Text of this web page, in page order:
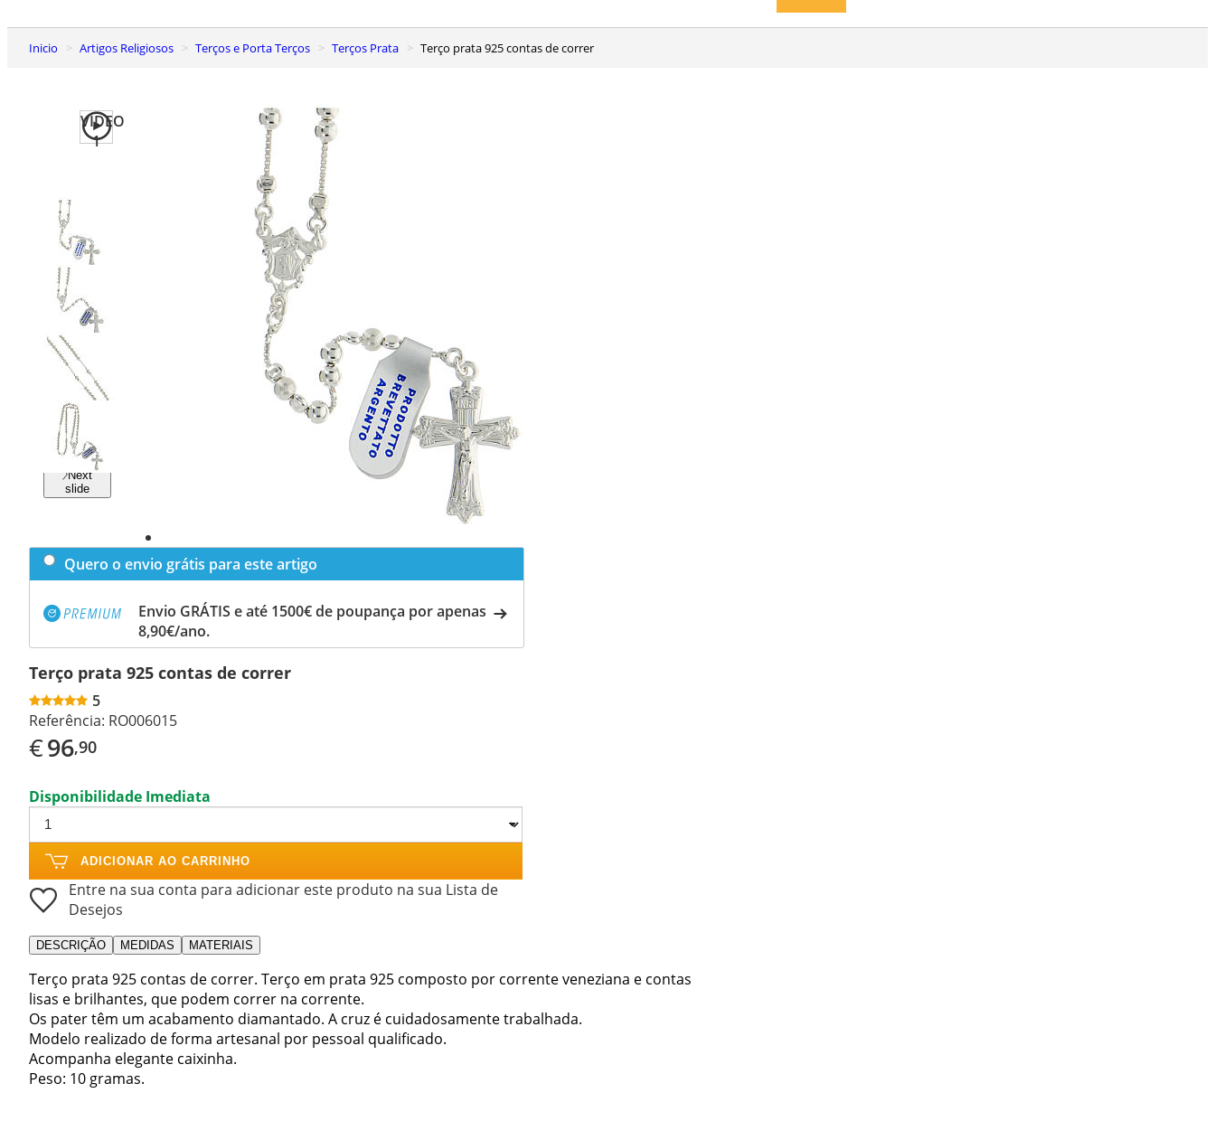
Inicio Artigos Religiosos Terços e Porta Terços Terços Prata Terço prata 925 contas de correr
VIDEO
1
Previous
slide
Next
slide
Quero o envio grátis para este artigo
Envio GRÁTIS e até 1500€ de poupança por apenas
8,90€/ano.
Terço prata 925 contas de correr
5
Referência: RO006015
€96,90
Disponibilidade Imediata
ADICIONAR AO CARRINHO
Entre na sua conta para adicionar este produto na sua Lista de
Desejos
DESCRIÇÃO MEDIDAS MATERIAIS
Terço prata 925 contas de correr. Terço em prata 925 composto por corrente veneziana e contas
lisas e brilhantes, que podem correr na corrente.
Os pater têm um acabamento diamantado. A cruz é cuidadosamente trabalhada.
Modelo realizado de forma artesanal por pessoal qualificado.
Acompanha elegante caixinha.
Peso: 10 gramas.